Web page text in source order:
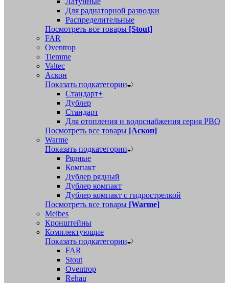
Для радиаторной разводки
Распределительные
Посмотреть все товары [Stout]
FAR
Oventrop
Tiemme
Valtec
Аскон
Показать подкатегории
Стандарт+
Дублер
Стандарт
Для отопления и водоснабжения серия РВО
Посмотреть все товары [Аскон]
Warme
Показать подкатегории
Рядные
Компакт
Дублер рядный
Дублер компакт
Дублер компакт с гидрострелкой
Посмотреть все товары [Warme]
Meibes
Кронштейны
Комплектующие
Показать подкатегории
FAR
Stout
Oventrop
Rehau